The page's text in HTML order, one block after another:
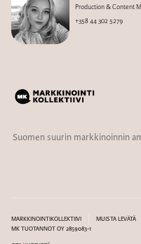
Production & Content
+358 44 302 5279
Suomen suurin markkinoinnin
MARKKINOINTIKOLLEKTIIVI MUISTA LEVÄTÄ
MK TUOTANNOT OY 2859083-1